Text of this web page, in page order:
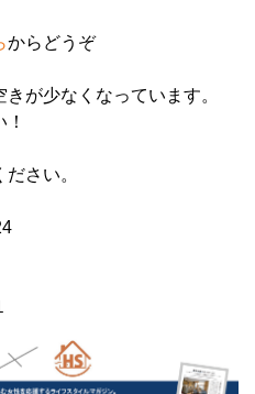
からどうぞ
が少なくなっています。
さい。